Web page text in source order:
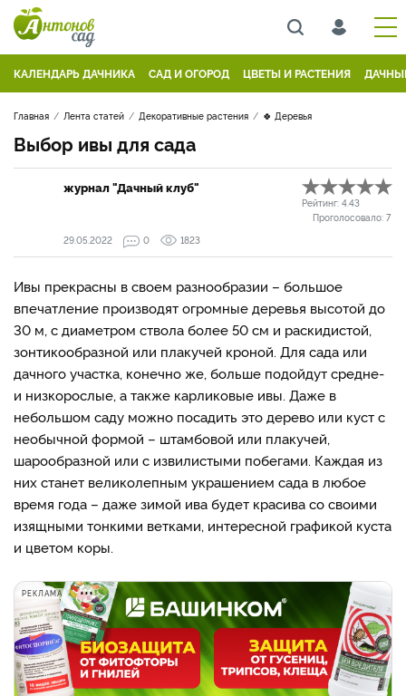
КАЛЕНДАРЬ ДАЧНИКА САД И ОГОРОД ЦВЕТЫ И РАСТЕНИЯ
Главная Лента статей Декоративные растения 🍀 Деревья
Выбор ивы для сада
журнал "Дачный клуб"
Рейтинг: 4.43
Проголосовало: 7
29.05.2022
0 1823
Ивы прекрасны в своем разнообразии – большое
впечатление производят огромные деревья высотой до
30 м, с диаметром ствола более 50 см и раскидистой,
зонтикообразной или плакучей кроной. Для сада или
дачного участка, конечно же, больше подойдут средне-
и низкорослые, а также карликовые ивы. Даже в
небольшом саду можно посадить это дерево или куст с
необычной формой – штамбовой или плакучей,
шарообразной или с извилистыми побегами. Каждая из
них станет великолепным украшением сада в любое
время года – даже зимой ива будет красива со своими
изящными тонкими ветками, интересной графикой куста
и цветом коры.
РЕКЛАМА